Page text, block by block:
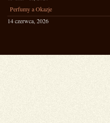
Perfumy a Okazje
14 czerwca, 2026